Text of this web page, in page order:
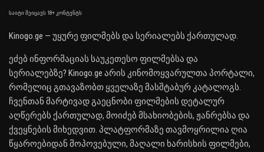
საიტი შეიცავს 18+ კონტენტს
Kinogo.ge — უყურე ფილმებს და სერიალებს ქართულად.
ეძებ ინფორმაციას საუკეთესო ფილმებსა და
სერიალებზე? Kinogo.ge არის კინომოყვარულთა პორტალი,
რომელიც გთავაზობთ ყველაზე მასშტაბურ კატალოგს.
ჩვენთან მარტივად გაეცნობი ფილმების დეტალურ
აღწერებს ქართულად, მოიძებ მსახიობების, ჟანრებსა და
ქვეყნების მიხედვით. პლატფორმაზე თავმოყრილია ღია
წყაროებიდან მოპოვებული, მაღალი ხარისხის ფილმები,